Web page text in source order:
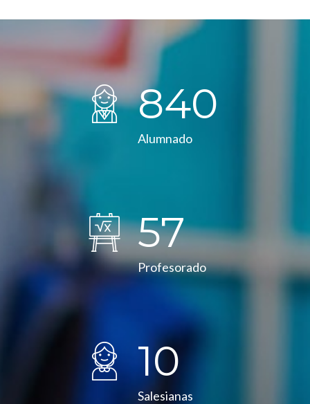
850
Alumnado
58
Profesorado
10
Salesianas